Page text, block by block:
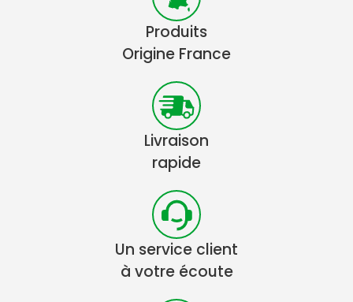
Produits
Origine France
Livraison
rapide
Un service client
à votre écoute